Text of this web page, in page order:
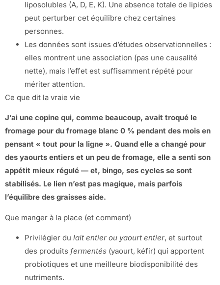
liposolubles (A, D, E, K). Une absence totale de lipides
peut perturber cet équilibre chez certaines
personnes.
Les données sont issues d’études observationnelles :
elles montrent une association (pas une causalité
nette), mais l’effet est suffisamment répété pour
mériter attention.
Ce que dit la vraie vie
J’ai une copine qui, comme beaucoup, avait troqué le
fromage pour du fromage blanc 0 % pendant des mois en
pensant « tout pour la ligne ». Quand elle a changé pour
des yaourts entiers et un peu de fromage, elle a senti son
appétit mieux régulé — et, bingo, ses cycles se sont
stabilisés. Le lien n’est pas magique, mais parfois
l’équilibre des graisses aide.
Que manger à la place (et comment)
Privilégier du lait entier ou yaourt entier, et surtout
des produits fermentés (yaourt, kéfir) qui apportent
probiotiques et une meilleure biodisponibilité des
nutriments.